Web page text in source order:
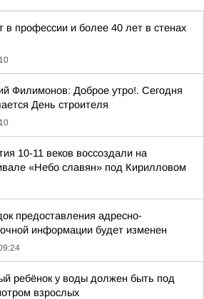
в профессии и более 40 лет в стенах
Филимонов: Доброе утро!. Сегодня
День строителя
10-11 веков воссоздали на
«Небо славян» под Кирилловом
предоставления адресно-
информации будет изменен
ребёнок у воды должен быть под
взрослых